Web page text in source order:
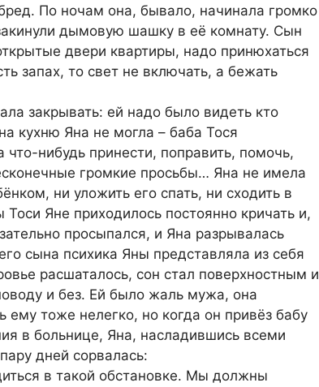
По ночам она, бывало, начинала громко
дымовую шашку в её комнату. Сын
двери квартиры, надо принюхаться
запах, то свет не включать, а бежать
закрывать: ей надо было видеть кто
кухню Яна не могла – баба Тося
что-нибудь принести, поправить, помочь,
громкие просьбы… Яна не имела
ни уложить его спать, ни сходить в
Яне приходилось постоянно кричать и,
просыпался, и Яна разрывалась
сына психика Яны представляла из себя
расшаталось, сон стал поверхностным и
и без. Ей было жаль мужа, она
ему тоже нелегко, но когда он привёз бабу
в больнице, Яна, насладившись всеми
дней сорвалась:
в такой обстановке. Мы должны